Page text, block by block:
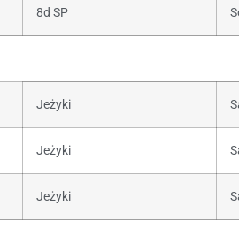
8d SP
Jeżyki
Jeżyki
Jeżyki